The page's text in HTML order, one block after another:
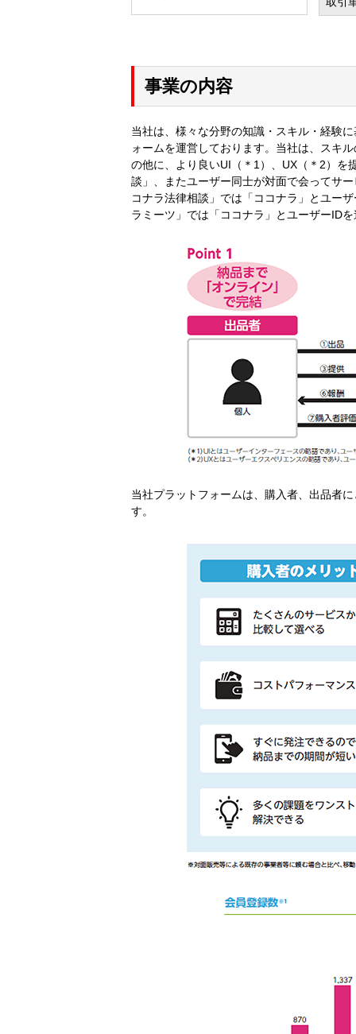
事業の内容
当社は、様々な分野の知識・スキル・経験
ォームを運営しております。当社は、スキ
の他に、より良いUI（＊1）、UX（＊2）を
談」、またユーザー同士が対面で会ってサ
コナラ法律相談」では「ココナラ」とユー
ラミーツ」では「ココナラ」とユーザーID
当社プラットフォームは、購入者、出品者
す。